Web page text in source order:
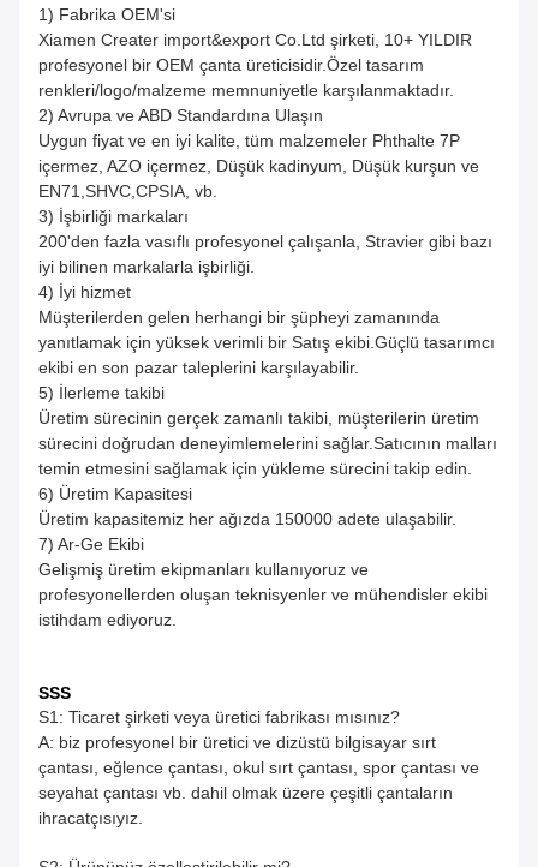
1) Fabrika OEM'si
Xiamen Creater import&export Co.Ltd şirketi, 10+ YILDIR
profesyonel bir OEM çanta üreticisidir.Özel tasarım
renkleri/logo/malzeme memnuniyetle karşılanmaktadır.
2) Avrupa ve ABD Standardına Ulaşın
Uygun fiyat ve en iyi kalite, tüm malzemeler Phthalte 7P
içermez, AZO içermez, Düşük kadinyum, Düşük kurşun ve
EN71,SHVC,CPSIA, vb.
3) İşbirliği markaları
200'den fazla vasıflı profesyonel çalışanla, Stravier gibi bazı
iyi bilinen markalarla işbirliği.
4) İyi hizmet
Müşterilerden gelen herhangi bir şüpheyi zamanında
yanıtlamak için yüksek verimli bir Satış ekibi.Güçlü tasarımcı
ekibi en son pazar taleplerini karşılayabilir.
5) İlerleme takibi
Üretim sürecinin gerçek zamanlı takibi, müşterilerin üretim
sürecini doğrudan deneyimlemelerini sağlar.Satıcının malları
temin etmesini sağlamak için yükleme sürecini takip edin.
6) Üretim Kapasitesi
Üretim kapasitemiz her ağızda 150000 adete ulaşabilir.
7) Ar-Ge Ekibi
Gelişmiş üretim ekipmanları kullanıyoruz ve
profesyonellerden oluşan teknisyenler ve mühendisler ekibi
istihdam ediyoruz.
SSS
S1: Ticaret şirketi veya üretici fabrikası mısınız?
A: biz profesyonel bir üretici ve dizüstü bilgisayar sırt
çantası, eğlence çantası, okul sırt çantası, spor çantası ve
seyahat çantası vb. dahil olmak üzere çeşitli çantaların
ihracatçısıyız.